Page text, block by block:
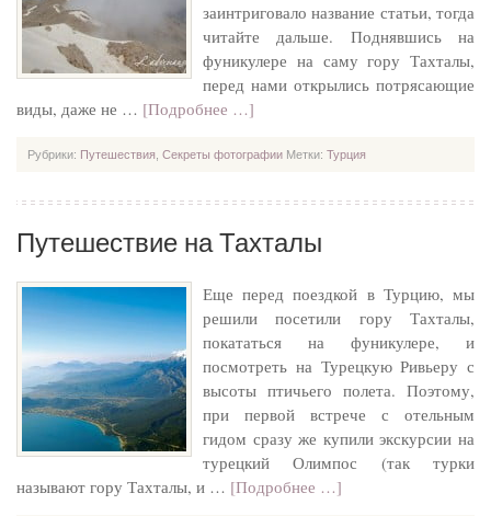
заинтриговало название статьи, тогда
читайте дальше. Поднявшись на
фуникулере на саму гору Тахталы,
перед нами открылись потрясающие
виды, даже не … [Подробнее …]
Рубрики: Путешествия Секреты фотографии Метки: Турция
Путешествие на Тахталы
Еще перед поездкой в Турцию, мы
решили посетили гору Тахталы,
покататься на фуникулере, и
посмотреть на Турецкую Ривьеру с
высоты птичьего полета. Поэтому,
при первой встрече с отельным
гидом сразу же купили экскурсии на
турецкий Олимпос (так турки
называют гору Тахталы, и … [Подробнее …]